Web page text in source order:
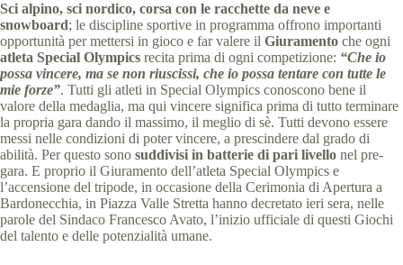
Sci alpino, sci nordico, corsa con le racchette da neve e
snowboard; le discipline sportive in programma offrono importanti
opportunità per mettersi in gioco e far valere il Giuramento che ogni
atleta Special Olympics recita prima di ogni competizione: “Che io
possa vincere, ma se non riuscissi, che io possa tentare con tutte le
mie forze”. Tutti gli atleti in Special Olympics conoscono bene il
valore della medaglia, ma qui vincere significa prima di tutto terminare
la propria gara dando il massimo, il meglio di sè. Tutti devono essere
messi nelle condizioni di poter vincere, a prescindere dal grado di
abilità. Per questo sono suddivisi in batterie di pari livello nel pre-
gara. E proprio il Giuramento dell’atleta Special Olympics e
l’accensione del tripode, in occasione della Cerimonia di Apertura a
Bardonecchia, in Piazza Valle Stretta hanno decretato ieri sera, nelle
parole del Sindaco Francesco Avato, l’inizio ufficiale di questi Giochi
del talento e delle potenzialità umane.